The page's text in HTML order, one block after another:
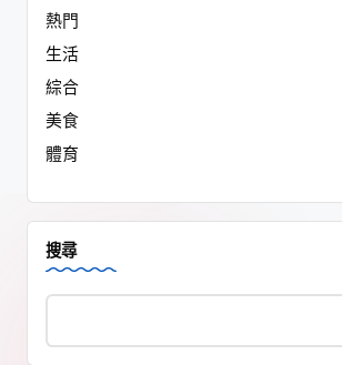
熱門
生活
綜合
美食
體育
搜尋